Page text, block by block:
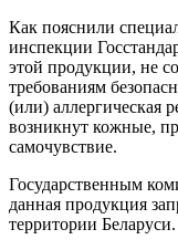
Как пояснили
инспекции
этой продукции, не
требованиям
(или) аллергическая
возникнут кожные,
самочувствие.
Государственным
данная продукция
территории Беларуси.